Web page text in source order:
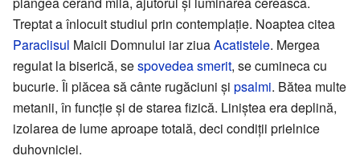
Treptat a înlocuit studiul prin contemplație. Noaptea citea
Paraclisul Maicii Domnului iar ziuaAcatistele. Mergea
regulat la biserică, sespovedeasmerit, se cumineca cu
bucurie. Îi plăcea să cânte rugăciuni și psalmi. Bătea multe
metanii, în funcție și de starea fizică. Liniștea era deplină,
izolarea de lume aproape totală, deci condiții prielnice
duhovniciei.